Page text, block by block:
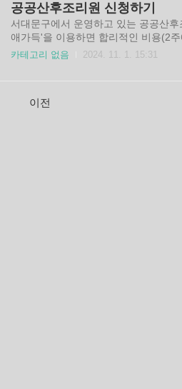
요. 🔽내 주변 폐약품 수거함, 우체통 위
보세요.생각보다 가까운 곳에 있습니
수거함 위치 찾기우체통 위치 찾기
공공산후조리원 신청하기
서대문구에서 운영하고 있는 공공산후
애가득'을 이용하면 합리적인 비용(2주
*25년 1월부터는 25만원)으로 산후 관
요. 🔽서두르세요! 미리 신청하셔야 출
카테고리 없음 2024. 11. 1. 15:31
이전